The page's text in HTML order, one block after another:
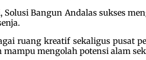
Bangun Andalas sukses
ruang kreatif sekaligus pusat
mengolah potensi alam